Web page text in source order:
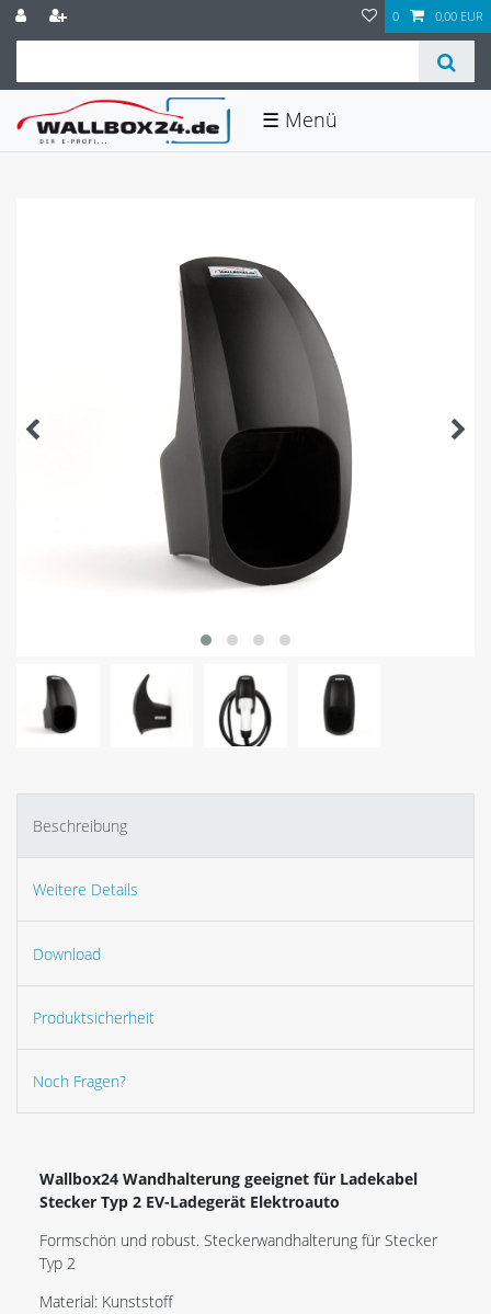
0 0,00 EUR
☰
Beschreibung
Weitere Details
Download
Produktsicherheit
Noch Fragen?
Wallbox24 Wandhalterung geeignet für Ladekabel
Stecker Typ 2 EV-Ladegerät Elektroauto
Formschön und robust. Steckerwandhalterung für Stecker
Typ 2
Material: Kunststoff